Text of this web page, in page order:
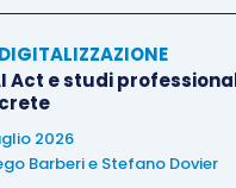
Act e studi
2026
Barberie Stefano Dovier